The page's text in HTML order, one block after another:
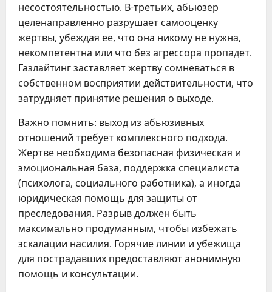
несостоятельностью. В-третьих, абьюзер
целенаправленно разрушает самооценку
жертвы, убеждая ее, что она никому не нужна,
некомпетентна или что без агрессора пропадет.
Газлайтинг заставляет жертву сомневаться в
собственном восприятии действительности, что
затрудняет принятие решения о выходе.
Важно помнить: выход из абьюзивных
отношений требует комплексного подхода.
Жертве необходима безопасная физическая и
эмоциональная база, поддержка специалиста
(психолога, социального работника), а иногда
юридическая помощь для защиты от
преследования. Разрыв должен быть
максимально продуманным, чтобы избежать
эскалации насилия. Горячие линии и убежища
для пострадавших предоставляют анонимную
помощь и консультации.